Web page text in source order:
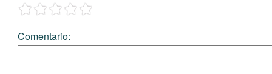
Comentario: